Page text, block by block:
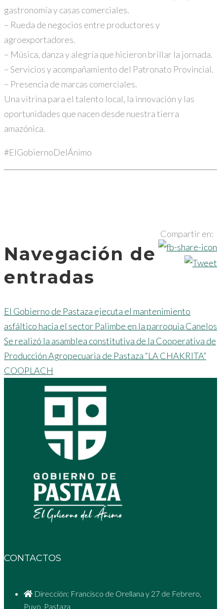
gastronomía y casas comerciales.
– Rueda de negocios entre productores y
agroexportadores.
– Música, danza y alegría que hicieron brillar la jornada.
–Servicios y acompañamiento del Patronato Provincial.
– Presencia de marcas comerciales.
Una vitrina para el talento local, la innovación y las
oportunidades que nacen desde nuestra tierra
amazónica.
#ElGobiernoDelÁnimo
Compartir en:
Navegación de
entradas
El Gobierno de Pastaza ejecuta el mantenimiento
asfáltico hacia el sector Palimbe en la parroquia Canelos
Se realizó la asamblea constitutiva de la Cooperativa de
Producción Agropecuaria de Pastaza “LA CHAKRITA”
COOPLACH
CONTACTOS
Dirección: Francisco de Orellana y 27 de Febrero,
Puyo, Pastaza